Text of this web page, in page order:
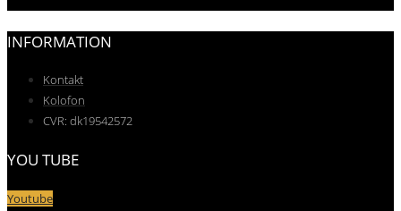
INFORMATION
Kontakt
Kolofon
CVR: dk19542572
YOU TUBE
Youtube